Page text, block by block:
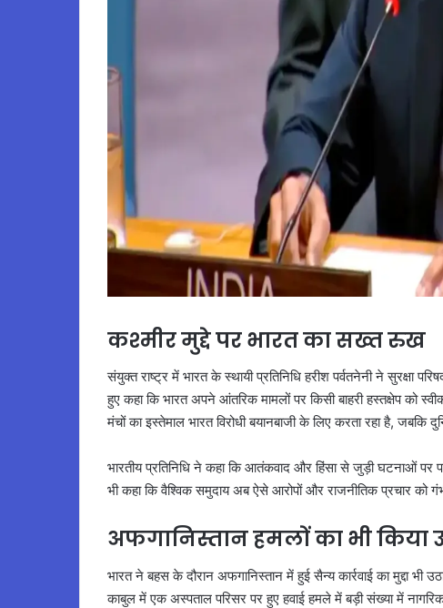
कश्मीर मुद्दे पर भारत का सख्त रुख
संयुक्त राष्ट्र में भारत के स्थायी प्रतिनिधि हरीश पर्वतनेनी ने सुरक्षा
हुए कहा कि भारत अपने आंतरिक मामलों पर किसी बाहरी हस्तक्षेप को
मंचों का इस्तेमाल भारत विरोधी बयानबाजी के लिए करता रहा है, जबकि
भारतीय प्रतिनिधि ने कहा कि आतंकवाद और हिंसा से जुड़ी घटनाओं पर
भी कहा कि वैश्विक समुदाय अब ऐसे आरोपों और राजनीतिक प्रचार को
अफगानिस्तान हमलों का भी
भारत ने बहस के दौरान अफगानिस्तान में हुई सैन्य कार्रवाई का मुद्दा भी
काबुल में एक अस्पताल परिसर पर हुए हवाई हमले में बड़ी संख्या में